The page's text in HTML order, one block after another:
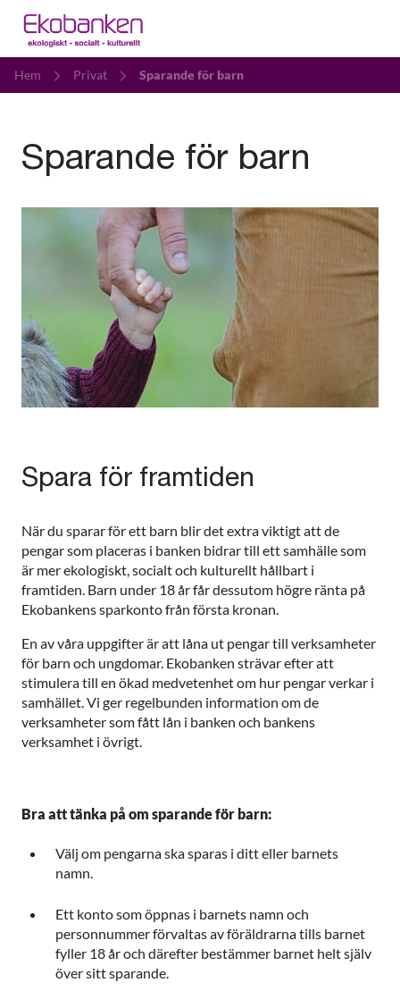
Hem Privat Sparande för barn
Sparande för barn
Spara för framtiden
När du sparar för ett barn blir det extra viktigt att de
pengar som placeras i banken bidrar till ett samhälle som
är mer ekologiskt, socialt och kulturellt hållbart i
framtiden. Barn under 18 år får dessutom högre ränta på
Ekobankens sparkonto från första kronan.
En av våra uppgifter är att låna ut pengar till verksamheter
för barn och ungdomar. Ekobanken strävar efter att
stimulera till en ökad medvetenhet om hur pengar verkar i
samhället. Vi ger regelbunden information om de
verksamheter som fått lån i banken och bankens
verksamhet i övrigt.
Bra att tänka på om sparande för barn:
Välj om pengarna ska sparas i ditt eller barnets
namn.
Ett konto som öppnas i barnets namn och
personnummer förvaltas av föräldrarna tills barnet
fyller 18 år och därefter bestämmer barnet helt själv
över sitt sparande.